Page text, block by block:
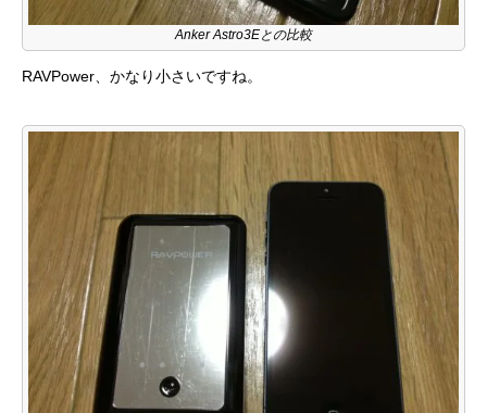
Anker Astro3Eとの比較
RAVPower、かなり小さいですね。